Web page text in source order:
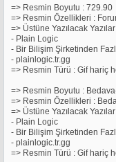
profilini görüntüle
=> Resmin Boyutu : 729.90
=> Resmin Özellikleri :
=> Üstüne Yazılacak
- Plain Logic
- Bir Bilişim Şirketinden
- plainlogic.tr.gg
=> Resmin Türü : Gif hariç
=> Resmin Boyutu :
=> Resmin Özellikleri :
=> Üstüne Yazılacak
- Plain Logic
- Bir Bilişim Şirketinden
- plainlogic.tr.gg
=> Resmin Türü : Gif hariç